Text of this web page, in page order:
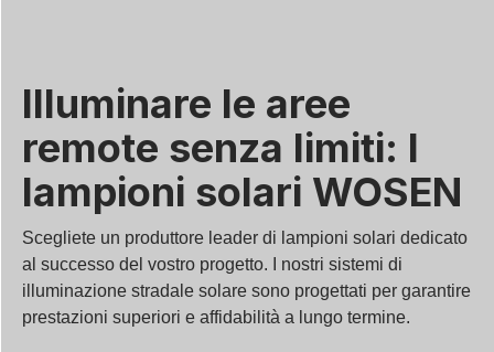
Illuminare le aree
remote senza limiti: I
lampioni solari WOSEN
Scegliete un produttore leader di lampioni solari dedicato
al successo del vostro progetto. I nostri sistemi di
illuminazione stradale solare sono progettati per garantire
prestazioni superiori e affidabilità a lungo termine.